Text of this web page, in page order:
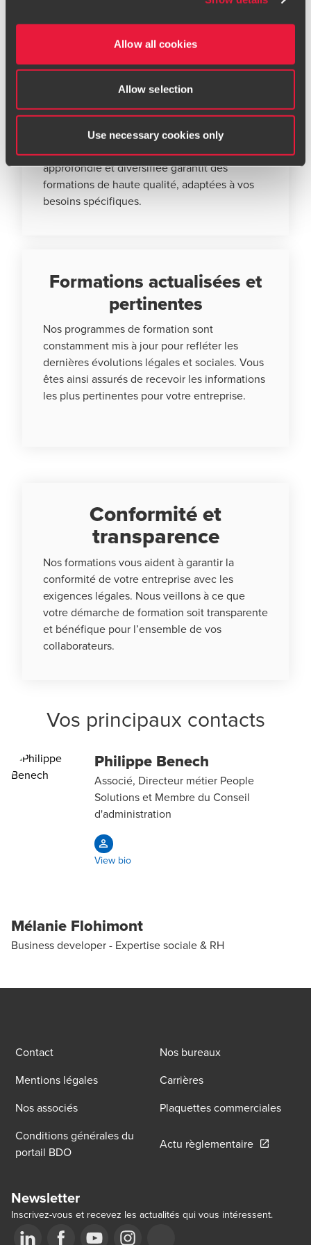
Allow all cookies
Allow selection
Use necessary cookies only
Expertise reconnue et
pluridisciplinaire
Nos formateurs sont des experts en droit
social, incluant des consultants, des avocats
et des juristes spécialisés. Leur expertise
approfondie et diversifiée garantit des
formations de haute qualité, adaptées à vos
besoins spécifiques.
Formations actualisées et
pertinentes
Nos programmes de formation sont
constamment mis à jour pour refléter les
dernières évolutions légales et sociales. Vous
êtes ainsi assurés de recevoir les informations
les plus pertinentes pour votre entreprise.
Conformité et
transparence
Nos formations vous aident à garantir la
conformité de votre entreprise avec les
exigences légales. Nous veillons à ce que
votre démarche de formation soit transparente
et bénéfique pour l’ensemble de vos
collaborateurs.
Vos principaux contacts
Philippe Benech
Associé, Directeur métier People
Solutions et Membre du Conseil
d'administration
View bio
Mélanie Flohimont
Business developer - Expertise sociale & RH
Contact
Nos bureaux
Mentions légales
Carrières
Nos associés
Plaquettes commerciales
Conditions générales du
portail BDO
Actu règlementaireOpens in a
Newsletter
Inscrivez-vous et recevez les actualités qui vous intéressent.